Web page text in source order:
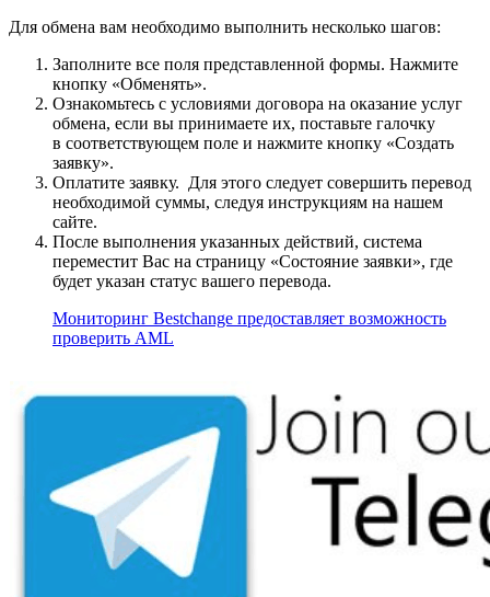
Для обмена вам необходимо выполнить несколько шагов:
Заполните все поля представленной формы. Нажмите
кнопку «Обменять».
Ознакомьтесь с условиями договора на оказание услуг
обмена, если вы принимаете их, поставьте галочку
в соответствующем поле и нажмите кнопку «Создать
заявку».
Оплатите заявку. Для этого следует совершить перевод
необходимой суммы, следуя инструкциям на нашем
сайте.
После выполнения указанных действий, система
переместит Вас на страницу «Состояние заявки», где
будет указан статус вашего перевода.
Мониторинг Bestchange предоставляет возможность
проверить AML